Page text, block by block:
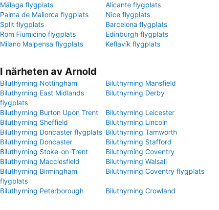
Málaga flygplats
Alicante flygplats
Palma de Mallorca flygplats
Nice flygplats
Split flygplats
Barcelona flygplats
Rom Fiumicino flygplats
Edinburgh flygplats
Milano Malpensa flygplats
Keflavík flygplats
I närheten av Arnold
Biluthyrning Nottingham
Biluthyrning Mansfield
Biluthyrning East Midlands
flygplats
Biluthyrning Derby
Biluthyrning Burton Upon Trent
Biluthyrning Leicester
Biluthyrning Sheffield
Biluthyrning Lincoln
Biluthyrning Doncaster flygplats Biluthyrning Tamworth
Biluthyrning Doncaster
Biluthyrning Stafford
Biluthyrning Stoke-on-Trent
Biluthyrning Coventry
Biluthyrning Macclesfield
Biluthyrning Walsall
Biluthyrning Birmingham
flygplats
Biluthyrning Coventry flygplats
Biluthyrning Peterborough Biluthyrning Crowland